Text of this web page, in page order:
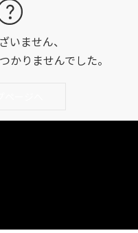
いません、
かりませんでした。